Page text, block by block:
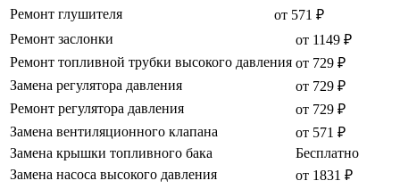
Ремонт глушителя
от 571 ₽
Ремонт заслонки
от 1149 ₽
Ремонт топливной трубки высокого давления от 729 ₽
Замена регулятора давления
от 729 ₽
Ремонт регулятора давления
от 729 ₽
Замена вентиляционного клапана
от 571 ₽
Замена крышки топливного бака
Бесплатно
Замена насоса высокого давления
от 1831 ₽